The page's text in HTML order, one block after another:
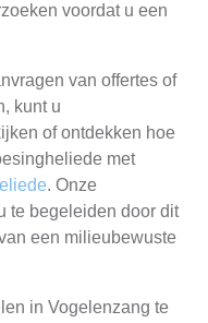
voordat u een
van offertes of
kunt u
of ontdekken hoe
met
. Onze
te begeleiden door dit
een milieubewuste
in Vogelenzang te